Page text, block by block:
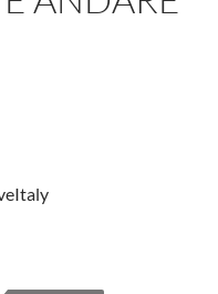
nel 2022 – Dove